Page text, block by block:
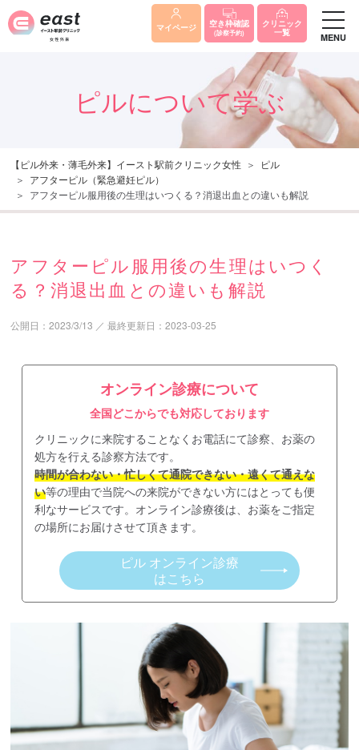
マイページ 空き枠確認
(診察予約)
クリニック
一覧 MENU
ピルについて学ぶ
【ピル外来・薄毛外来】イースト駅前クリニック女性
ピル
アフターピル（緊急避妊ピル）
アフターピル服用後の生理はいつくる？消退出血との違いも解説
アフターピル服用後の生理はいつく
る？消退出血との違いも解説
公開日：2023/3/13 ／最終更新日：2023-03-25
オンライン診療について
全国どこからでも対応しております
クリニックに来院することなくお電話にて診察、お薬の
処方を行える診察方法です。
時間が合わない・忙しくて通院できない・遠くて通えな
い等の理由で当院への来院ができない方にはとっても便
利なサービスです。オンライン診療後は、お薬をご指定
の場所にお届けさせて頂きます。
ピル オンライン診療
はこちら